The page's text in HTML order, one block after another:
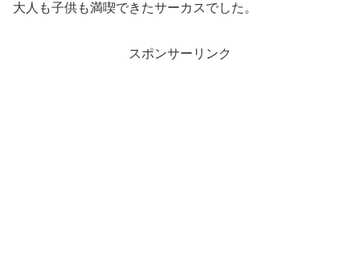
大人も子供も満喫できたサーカスでした。
スポンサーリンク